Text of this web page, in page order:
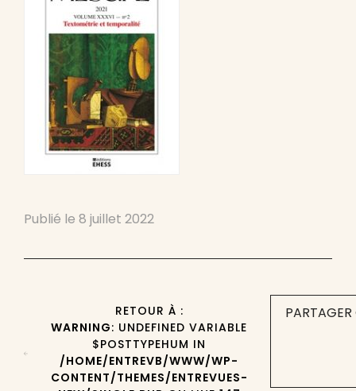
Publié le 8 juillet 2022
RETOUR À :
WARNING: UNDEFINED VARIABLE
$POSTTYPEHUM IN
/HOME/ENTREVB/WWW/WP-
CONTENT/THEMES/ENTREVUES-